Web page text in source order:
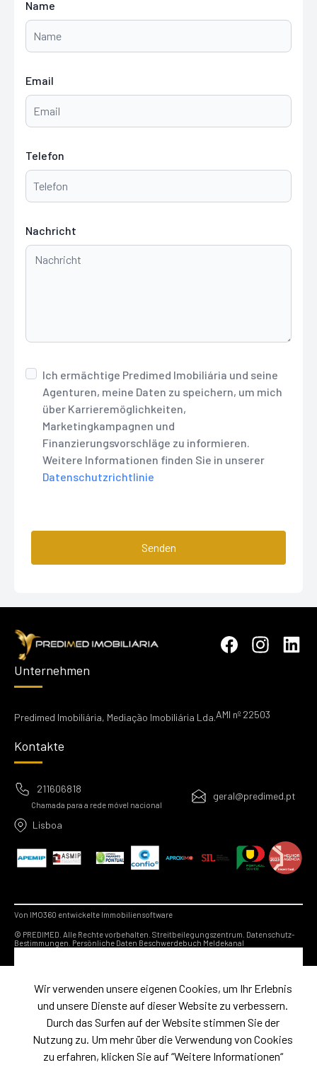
Name
Email
Telefon
Nachricht
Ich ermächtige Predimed Imobiliária und seine
Agenturen, meine Daten zu speichern, um mich
über Karrieremöglichkeiten,
Marketingkampagnen und
Finanzierungsvorschläge zu informieren.
Weitere Informationen finden Sie in unserer
Datenschutzrichtlinie
Senden
Unternehmen
Predimed Imobiliária, Mediação Imobiliária Lda.AMI nº 22503
Kontakte
211606818
Chamada para a rede móvel nacional
geral@predimed.pt
Lisboa
Von IMO360 entwickelte Immobiliensoftware
© PREDIMED. Alle Rechte vorbehalten. Streitbeilegungszentrum. Datenschutz-
Bestimmungen. Persönliche Daten Beschwerdebuch Meldekanal
Wir verwenden unsere eigenen Cookies, um Ihr Erlebnis
und unsere Dienste auf dieser Website zu verbessern.
Durch das Surfen auf der Website stimmen Sie der
Nutzung zu. Um mehr über die Verwendung von Cookies
zu erfahren, klicken Sie auf “Weitere Informationen“